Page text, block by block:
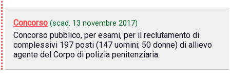
Concorso (scad. 13 novembre 2017)
Concorso pubblico, per esami, per il reclutamento di
complessivi 197 posti (147 uomini; 50 donne) di allievo
agente del Corpo di polizia penitenziaria.